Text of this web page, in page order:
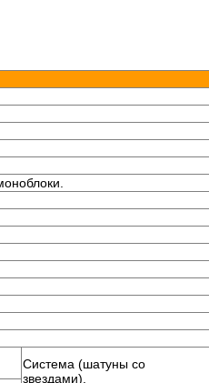
Система (шатуны со
звездами).